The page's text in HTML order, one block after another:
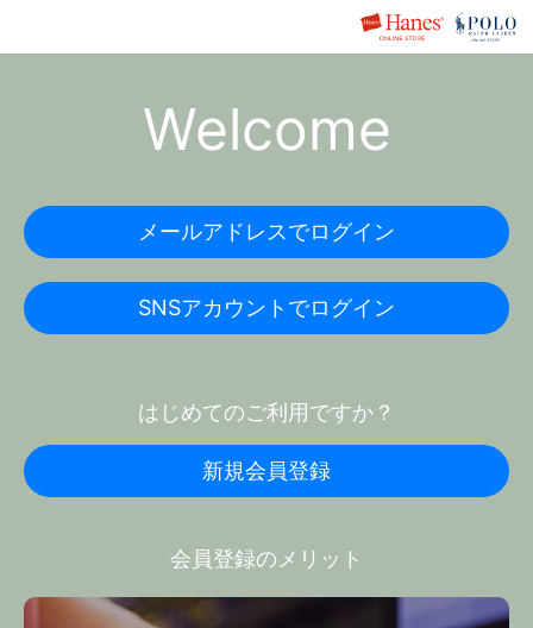
Welcome
メールアドレスでログイン
SNSアカウントでログイン
はじめてのご利用ですか？
新規会員登録
会員登録のメリット